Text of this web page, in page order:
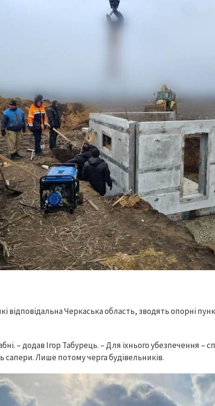
відповідальна Черкаська область, зводять опорні
– додав Ігор Табурець. – Для їхнього убезпечення –
Лише потому черга будівельників.